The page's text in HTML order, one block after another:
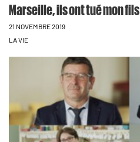
Marseille, ils ont tué mon fils
21 NOVEMBRE 2019
LA VIE